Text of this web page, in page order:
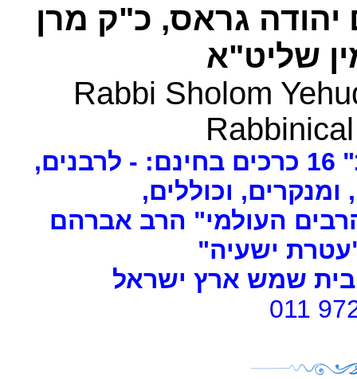
גראס, כ"ק מרן
שליט"א
Rabbi Sholom
ומנקרים, וכוללים,
העולמי" הרב אברהם
ישעיה"
שמש ארץ ישראל
011